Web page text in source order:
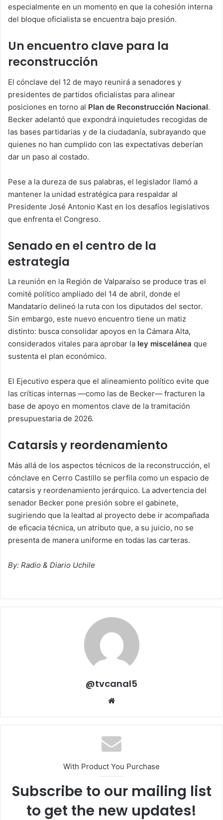
especialmente en un momento en que la cohesión interna
del bloque oficialista se encuentra bajo presión.
Un encuentro clave para la
reconstrucción
El cónclave del 12 de mayo reunirá a senadores y
presidentes de partidos oficialistas para alinear
posiciones en torno al Plan de Reconstrucción Nacional.
Becker adelantó que expondrá inquietudes recogidas de
las bases partidarias y de la ciudadanía, subrayando que
quienes no han cumplido con las expectativas deberían
dar un paso al costado.
Pese a la dureza de sus palabras, el legislador llamó a
mantener la unidad estratégica para respaldar al
Presidente José Antonio Kast en los desafíos legislativos
que enfrenta el Congreso.
Senado en el centro de la
estrategia
La reunión en la Región de Valparaíso se produce tras el
comité político ampliado del 14 de abril, donde el
Mandatario delineó la ruta con los diputados del sector.
Sin embargo, este nuevo encuentro tiene un matiz
distinto: busca consolidar apoyos en la Cámara Alta,
considerados vitales para aprobar la ley miscelánea que
sustenta el plan económico.
El Ejecutivo espera que el alineamiento político evite que
las críticas internas —como las de Becker— fracturen la
base de apoyo en momentos clave de la tramitación
presupuestaria de 2026.
Catarsis y reordenamiento
Más allá de los aspectos técnicos de la reconstrucción, el
cónclave en Cerro Castillo se perfila como un espacio de
catarsis y reordenamiento jerárquico. La advertencia del
senador Becker pone presión sobre el gabinete,
sugiriendo que la lealtad al proyecto debe ir acompañada
de eficacia técnica, un atributo que, a su juicio, no se
presenta de manera uniforme en todas las carteras.
By: Radio & Diario Uchile
@tvcanal5
With Product You Purchase
Subscribe to our mailing list
to get the new updates!